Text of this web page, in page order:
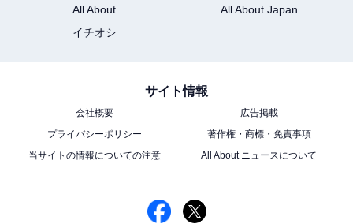
All About
All About Japan
イチオシ
サイト情報
会社概要
広告掲載
プライバシーポリシー
著作権・商標・免責事項
当サイトの情報についての注意
All About ニュースについて